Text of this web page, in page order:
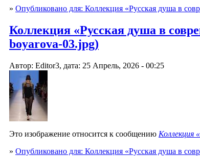
» Опубликовано для: Коллекция «Русская душа в
Коллекция «Русская душа в
boyarova-03.jpg)
Автор: Editor3, дата: 25 Апрель, 2026 - 00:25
Это изображение относится к сообщению Коллекция
» Опубликовано для: Коллекция «Русская душа в